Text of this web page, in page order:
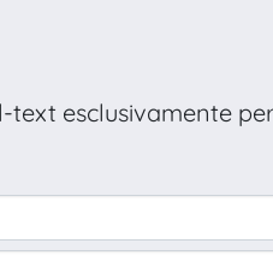
esclusivamente